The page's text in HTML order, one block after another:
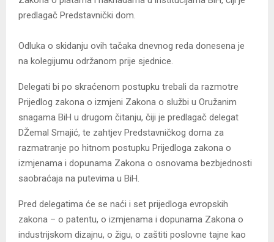
predlagač Predstavnički dom.
Odluka o skidanju ovih tačaka dnevnog reda donesena je
na kolegijumu održanom prije sjednice.
Delegati bi po skraćenom postupku trebali da razmotre
Prijedlog zakona o izmjeni Zakona o službi u Oružanim
snagama BiH u drugom čitanju, čiji je predlagač delegat
DŽemal Smajić, te zahtjev Predstavničkog doma za
razmatranje po hitnom postupku Prijedloga zakona o
izmjenama i dopunama Zakona o osnovama bezbjednosti
saobraćaja na putevima u BiH.
Pred delegatima će se naći i set prijedloga evropskih
zakona – o patentu, o izmjenama i dopunama Zakona o
industrijskom dizajnu, o žigu, o zaštiti poslovne tajne kao